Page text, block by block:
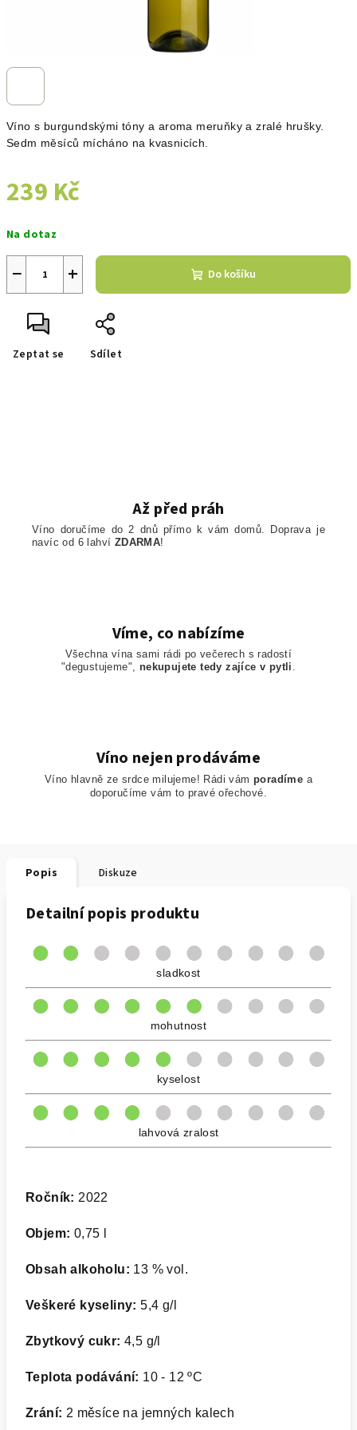
Víno s burgundskými tóny a aroma meruňky a zralé hrušky.
Sedm měsíců mícháno na kvasnicích.
239 Kč
cena:
Na dotaz
+
− Do košíku
Zeptat se Sdílet
Až před práh
Víno doručíme do 2 dnů přímo k vám domů. Doprava je
navíc od 6 lahví ZDARMA!
Víme, co nabízíme
Všechna vína sami rádi po večerech s radostí
"degustujeme", nekupujete tedy zajíce v pytli .
Víno nejen prodáváme
Víno hlavně ze srdce milujeme! Rádi vám poradíme a
doporučímevám to pravé ořechové.
Popis Diskuze
Detailní popis produktu
sladkost
mohutnost
kyselost
lahvová zralost
Ročník: 2022
Objem: 0,75 l
Obsah alkoholu: 13 % vol.
Veškeré kyseliny:5,4 g/l
Zbytkový cukr: 4,5 g/l
Teplota podávání: 10 - 12 ºC
Zrání: 2 měsíce na jemných kalech